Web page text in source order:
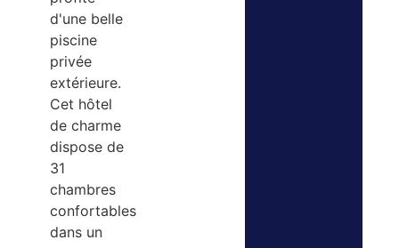
d'une belle
piscine
privée
extérieure.
Cet hôtel
de charme
dispose de
31
chambres
confortables
dans un